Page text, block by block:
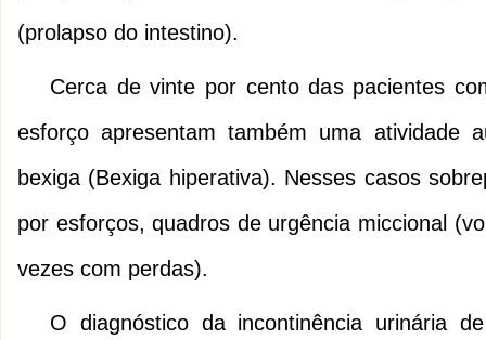
(prolapso do intestino).
Cerca de vinte por cento das pacientes
esforço apresentam também uma atividade
bexiga (Bexiga hiperativa). Nesses casos
por esforços, quadros de urgência miccional
vezes com perdas).
O diagnóstico da incontinência urinária